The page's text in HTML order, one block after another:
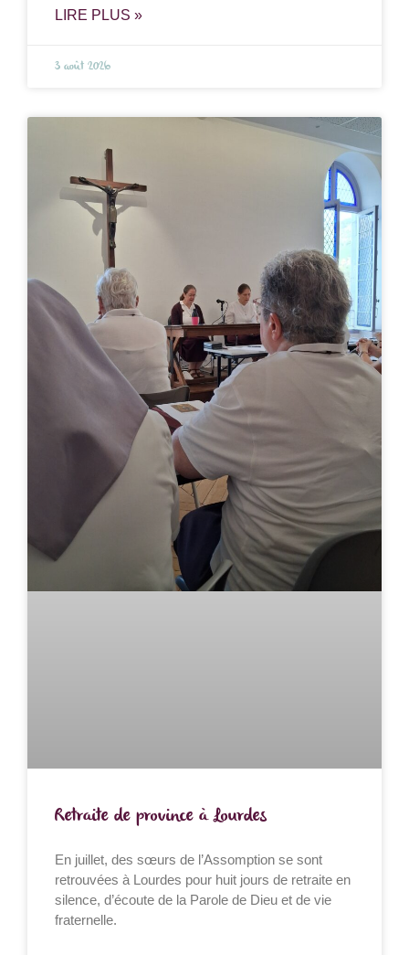
LIRE PLUS »
3 août 2026
Retraite de province à Lourdes
En juillet, des sœurs de l’Assomption se sont
retrouvées à Lourdes pour huit jours de retraite en
silence, d’écoute de la Parole de Dieu et de vie
fraternelle.